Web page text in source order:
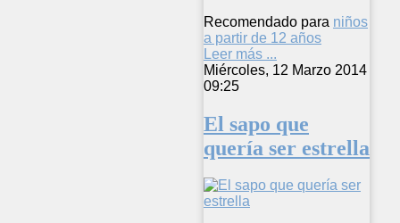
Recomendado para niños
a partir de 12 años
Leer más ...
Miércoles, 12 Marzo 2014
09:25
El sapo que
quería ser estrella